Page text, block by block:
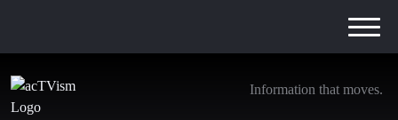
Information that moves.